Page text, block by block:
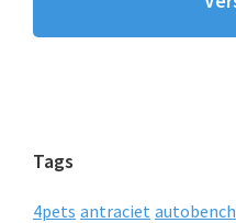
Tags
4pets antraciet autobench